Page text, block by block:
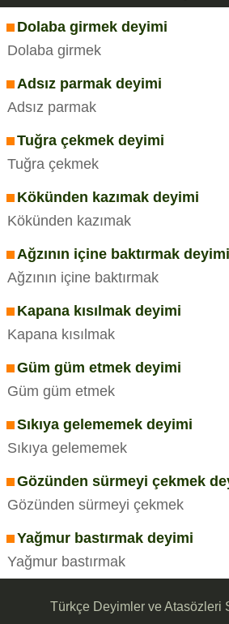
Dolaba girmek deyimi
Dolaba girmek
Adsız parmak deyimi
Adsız parmak
Tuğra çekmek deyimi
Tuğra çekmek
Kökünden kazımak deyimi
Kökünden kazımak
Ağzının içine baktırmak deyimi
Ağzının içine baktırmak
Kapana kısılmak deyimi
Kapana kısılmak
Güm güm etmek deyimi
Güm güm etmek
Sıkıya gelememek deyimi
Sıkıya gelememek
Gözünden sürmeyi çekmek
Gözünden sürmeyi çekmek
Yağmur bastırmak deyimi
Yağmur bastırmak
Türkçe Deyimler ve Atasözleri